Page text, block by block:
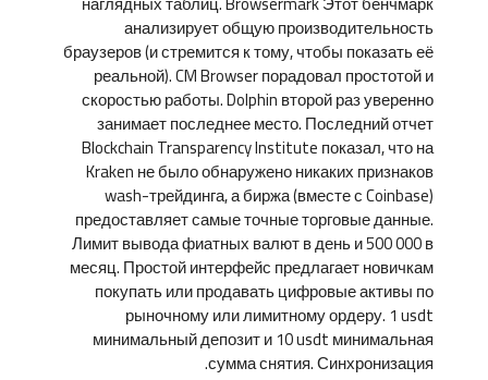
анализирует общую производительность
браузеров (и стремится к тому, чтобы показать её
реальной). CM Browser порадовал простотой и
скоростью работы. Dolphin второй раз уверенно
занимает последнее место. Последний отчет
Blockchain Transparency Institute показал, что на
Kraken не было обнаружено никаких признаков
wash-трейдинга, а биржа (вместе с Coinbase)
предоставляет самые точные торговые данные.
Лимит вывода фиатных валют в день и 500 000 в
месяц. Простой интерфейс предлагает новичкам
покупать или продавать цифровые активы по
рыночному или лимитному ордеру. 1 usdt
минимальный депозит и 10 usdt минимальная
сумма снятия. Синхронизация.